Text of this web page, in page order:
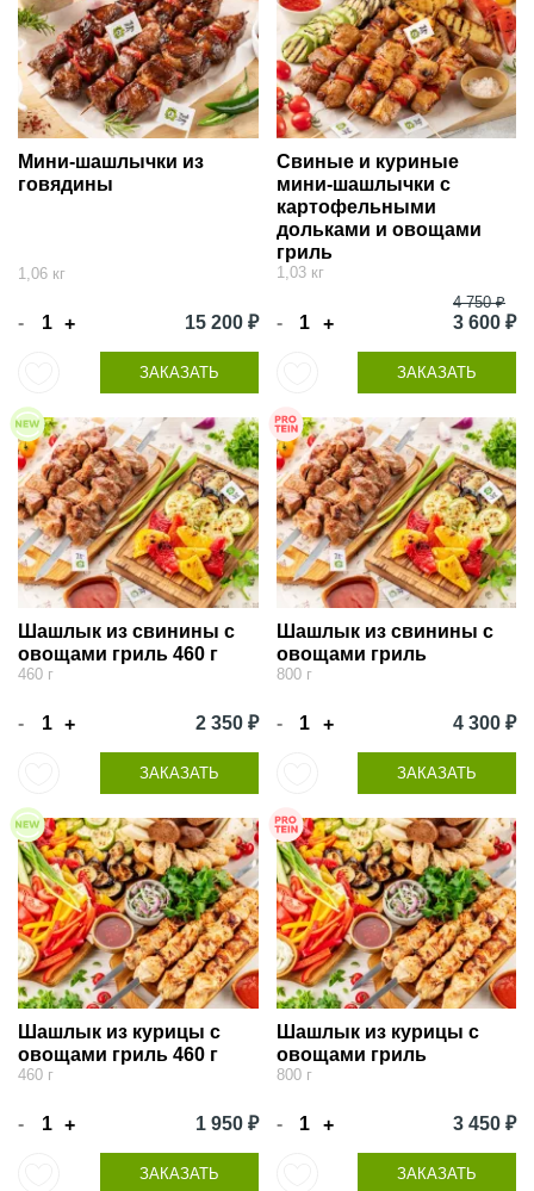
Мини-шашлычки из
говядины
1,06 кг
- + 15 200 ₽
ЗАКАЗАТЬ
Свиные и куриные
мини-шашлычки с
картофельными
дольками и овощами
гриль
1,03 кг
- +
4 750 ₽
3 600 ₽
ЗАКАЗАТЬ
Шашлык из свинины с
овощами гриль 460 г
460 г
- + 2 350 ₽
ЗАКАЗАТЬ
Шашлык из свинины с
овощами гриль
800 г
- + 4 300 ₽
ЗАКАЗАТЬ
Шашлык из курицы с
овощами гриль 460 г
460 г
- + 1 950 ₽
ЗАКАЗАТЬ
Шашлык из курицы с
овощами гриль
800 г
- + 3 450 ₽
ЗАКАЗАТЬ